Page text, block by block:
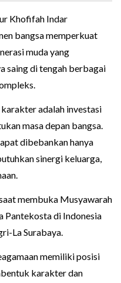
Khofifah Indar
bangsa memperkuat
muda yang
saing di tengah berbagai
adalah investasi
masa depan bangsa.
dibebankan hanya
sinergi keluarga,
membuka Musyawarah
Pantekosta di Indonesia
La Surabaya.
memiliki posisi
karakter dan